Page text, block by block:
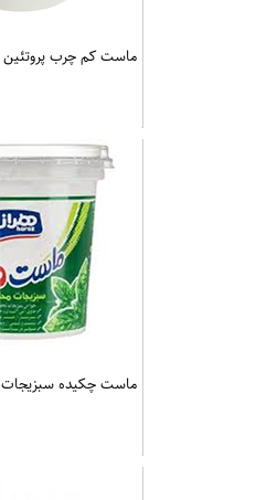
ماست کم چرب پروتئین 1000 گرمی دامداران
ماست چکیده سبزیجات 750گرمی هراز